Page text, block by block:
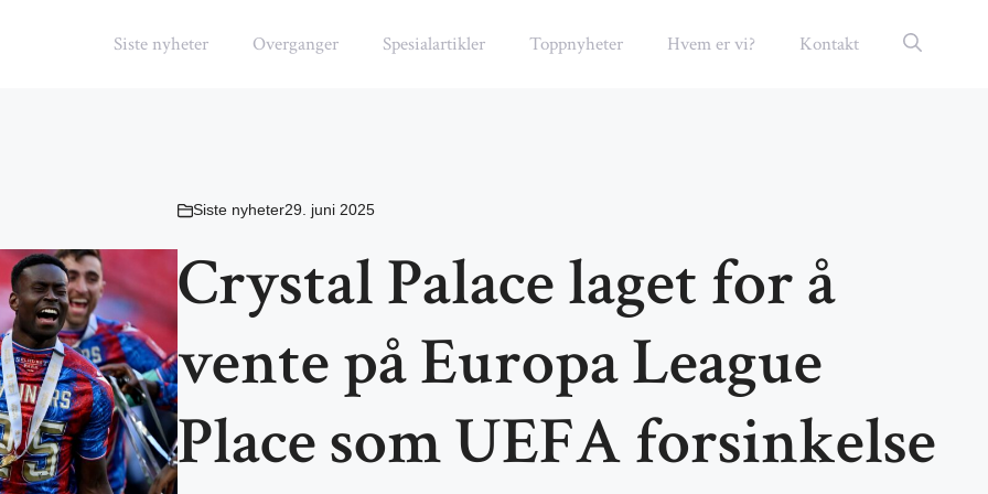
Siste nyheter Overganger Spesialartikler Toppnyheter Hvem er vi? Kontakt
Siste nyheter29. juni 2025
Crystal Palace laget for å
vente på Europa League
Place som UEFA forsinkelse